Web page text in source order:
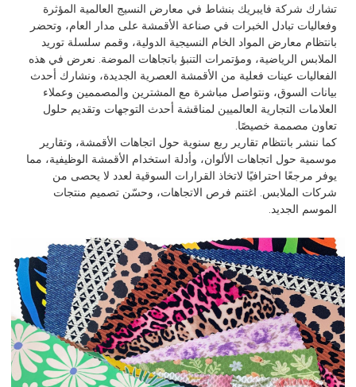
تشارك شركة فايبريك بنشاط في معارض النسيج العالمية المؤثرة
وفعاليات تبادل الخبرات في صناعة الأقمشة على مدار العام، وتحضر
بانتظام معارض المواد الخام النسيجية الدولية، وقمم سلسلة توريد
الملابس الرياضية، ومؤتمرات التنبؤ باتجاهات الموضة. نعرض في هذه
الفعاليات عينات فعلية من الأقمشة العصرية الجديدة، ونشارك أحدث
بيانات السوق، ونتواصل مباشرة مع المشترين والمصممين وعملاء
العلامات التجارية العالميين لمناقشة أحدث التوجهات وتقديم حلول
تعاون مصممة خصيصًا.
كما ننشر بانتظام تقارير ربع سنوية حول اتجاهات الأقمشة، وتقارير
موسمية حول اتجاهات الألوان، وأدلة استخدام الأقمشة الوظيفية، مما
يوفر مرجعًا احترافيًا لاتخاذ القرارات السوقية لعدد لا يحصى من
شركات الملابس. اغتنم فرص الاتجاهات، وحسّن تصميم منتجات
الموسم الجديد.